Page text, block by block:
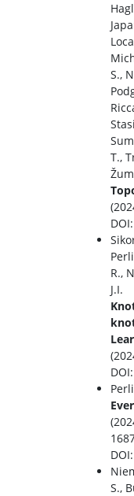
S.,
T.,
DOI:
R.,
J.I.
DOI:
DOI:
S.,